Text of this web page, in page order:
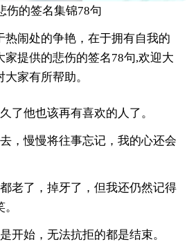
伤的签名集锦78句
热闹处的争艳，在于拥有自我的
家提供的悲伤的签名78句,欢迎大
家有所帮助。
了他也该再有喜欢的人了。
，慢慢将往事忘记，我的心还会
老了，掉牙了，但我还仍然记得
开始，无法抗拒的都是结束。